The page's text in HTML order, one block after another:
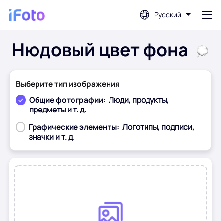
Русский
Войти
Фоторедактор с искусственным
интеллектом
Удаление фона
Фотоулучшитель
Создатель фотографий на паспорт
Нюдовый цвет фона
Выберите тип изображения
Общие фотографии: Люди, продукты,
предметы и т. д.
Графические элементы: Логотипы, подписи,
значки и т. д.
До После